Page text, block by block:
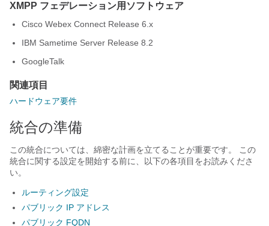
XMPP フェデレーション用ソフトウェア
Cisco Webex Connect Release 6.x
IBM Sametime Server Release 8.2
GoogleTalk
関連項目
ハードウェア要件
統合の準備
この統合については、綿密な計画を立てることが重要です。 この
統合に関する設定を開始する前に、以下の各項目をお読みくださ
い。
ルーティング設定
パブリック IP アドレス
パブリック FQDN